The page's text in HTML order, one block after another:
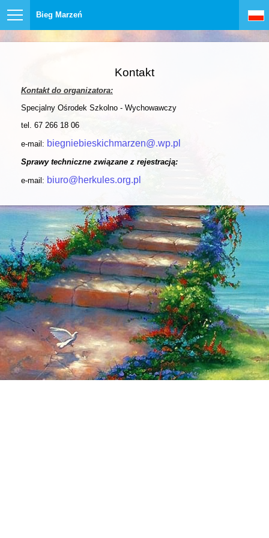
Bieg Marzeń
Kontakt
Kontakt do organizatora:
Specjalny Ośrodek Szkolno - Wychowawczy
tel. 67 266 18 06
e-mail: biegniebieskichmarzen@.wp.pl
Sprawy techniczne związane z rejestracją:
e-mail: biuro@herkules.org.pl